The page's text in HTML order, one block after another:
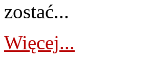
zostać...
Więcej...